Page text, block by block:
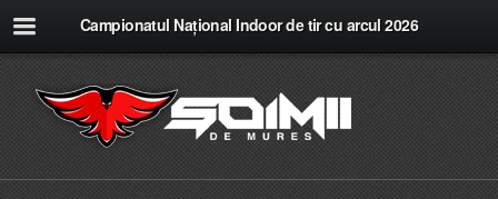
Campionatul Național Indoor de tir cu arcul 2026